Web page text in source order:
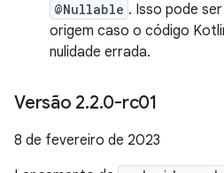
@Nullable . Isso pode
origem caso o código
nulidade errada.
Versão 2.2.0-rc01
8 de fevereiro de 2023